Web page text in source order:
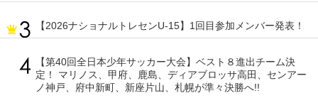
【2026ナショナルトレセンU-15】1回目参加メンバー発表！
【第40回全日本少年サッカー大会】ベスト８進出チーム決
定！ マリノス、甲府、鹿島、ディアブロッサ高田、センアー
ノ神戸、府中新町、新座片山、札幌が準々決勝へ!!